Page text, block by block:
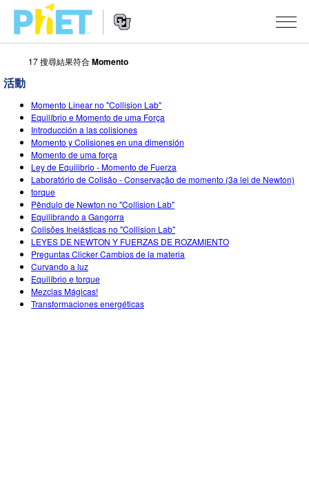
尋
PhET
網
站
Navigation
教學
所有模擬教材
物理
數學
化學
地球科學
生物
翻譯教學主題
STUDIO
About Studio
Customizable Sims
Start a Free Trial
Purchase a License
活動
瀏覽活動
分享您的活動
Activity Contribution Guidelines
Virtual Workshops
Professional Learning with PhET
研究
倡議計劃
包容性輔助設計
PhET 全球社群
Data Fluency
登入 / 註冊
登入 / 註冊
17 搜尋結果符合Momento
活動
Momento Linear no "Collision Lab"
Equilíbrio e Momento de uma Força
Introducción a las colisiones
Momento y Colisiones en una dimensión
Momento de uma força
Ley de Equilibrio - Momento de Fuerza
Laboratório de Colisão - Conservação de momento (3a lei de Newton)
torque
Pêndulo de Newton no "Collision Lab"
Equilibrando a Gangorra
Colisões Inelásticas no "Collision Lab"
LEYES DE NEWTON Y FUERZAS DE ROZAMIENTO
Preguntas Clicker Cambios de la materia
Curvando a luz
Equilíbrio e torque
Mezclas Mágicas!
Transformaciones energéticas